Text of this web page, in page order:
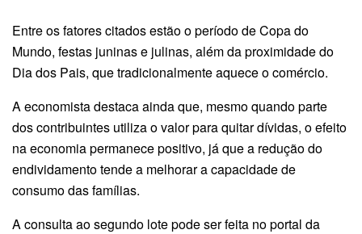
Entre os fatores citados estão o período de Copa do
Mundo, festas juninas e julinas, além da proximidade do
Dia dos Pais, que tradicionalmente aquece o comércio.
A economista destaca ainda que, mesmo quando parte
dos contribuintes utiliza o valor para quitar dívidas, o efeito
na economia permanece positivo, já que a redução do
endividamento tende a melhorar a capacidade de
consumo das famílias.
A consulta ao segundo lote pode ser feita no portal da